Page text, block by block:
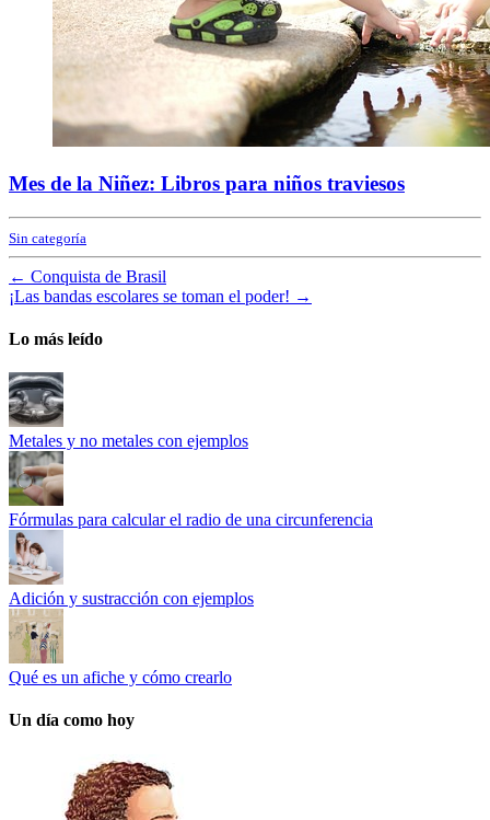
Mes de la Niñez: Libros para niños traviesos
Sin categoría
← Conquista de Brasil
¡Las bandas escolares se toman el poder! →
Lo más leído
Metales y no metales con ejemplos
Fórmulas para calcular el radio de una circunferencia
Adición y sustracción con ejemplos
Qué es un afiche y cómo crearlo
Un día como hoy